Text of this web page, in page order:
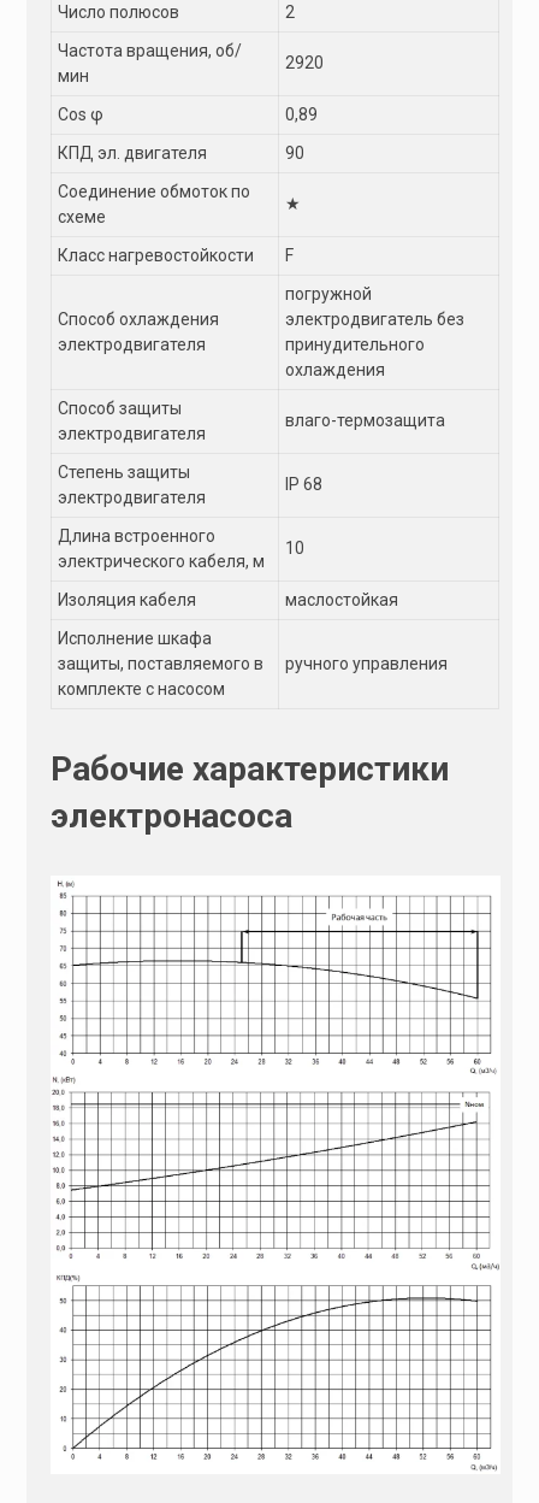
Число полюсов
2
Частота вращения, об/
мин
2920
Сos φ
0,89
КПД эл. двигателя
90
Соединение обмоток по
схеме
★
Класс нагревостойкости F
Способ охлаждения
электродвигателя
погружной
электродвигатель без
принудительного
охлаждения
Способ защиты
электродвигателя
влаго-термозащита
Степень защиты
электродвигателя
IP 68
Длина встроенного
электрического кабеля, м
10
Изоляция кабеля
маслостойкая
Исполнение шкафа
защиты, поставляемого в
комплекте с насосом
ручного управления
Рабочие характеристики
электронасоса